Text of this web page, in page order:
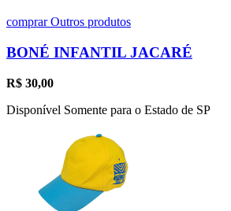
comprarOutros produtos
BONÉ INFANTIL JACARÉ
R$ 30,00
Disponível Somente para o Estado de SP